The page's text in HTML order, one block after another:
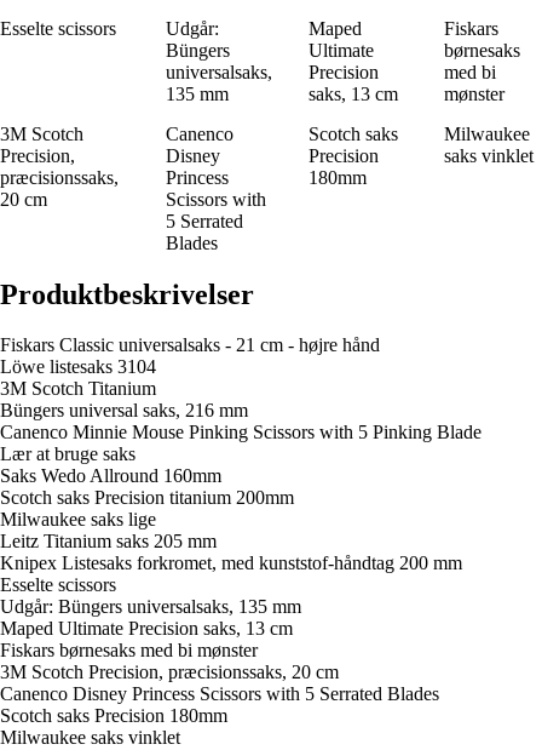
Esselte scissors
Udgår:
Büngers
universalsaks,
135 mm
Maped
Ultimate
Precision
saks, 13 cm
Fiskars
børnesaks
med bi
mønster
3M Scotch
Precision,
præcisionssaks,
20 cm
Canenco
Disney
Princess
Scissors with
5 Serrated
Blades
Scotch saks
Precision
180mm
Milwaukee
saks vinklet
Produktbeskrivelser
Fiskars Classic universalsaks - 21 cm - højre hånd
Löwe listesaks 3104
3M Scotch Titanium
Büngers universal saks, 216 mm
Canenco Minnie Mouse Pinking Scissors with 5 Pinking Blade
Lær at bruge saks
Saks Wedo Allround 160mm
Scotch saks Precision titanium 200mm
Milwaukee saks lige
Leitz Titanium saks 205 mm
Knipex Listesaks forkromet, med kunststof-håndtag 200 mm
Esselte scissors
Udgår: Büngers universalsaks, 135 mm
Maped Ultimate Precision saks, 13 cm
Fiskars børnesaks med bi mønster
3M Scotch Precision, præcisionssaks, 20 cm
Canenco Disney Princess Scissors with 5 Serrated Blades
Scotch saks Precision 180mm
Milwaukee saks vinklet